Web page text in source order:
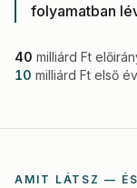
folyamatban
40 milliárd Ft
10 milliárd Ft első
AMIT LÁTSZ —